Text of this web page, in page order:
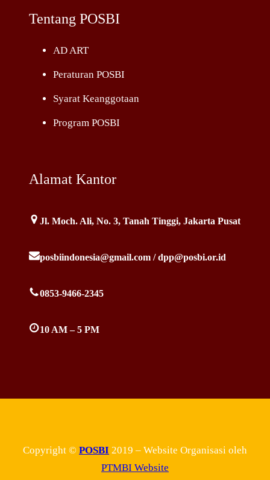
Tentang POSBI
AD ART
Peraturan POSBI
Syarat Keanggotaan
Program POSBI
Alamat Kantor
Jl. Moch. Ali, No. 3, Tanah Tinggi, Jakarta Pusat
posbiindonesia@gmail.com / dpp@posbi.or.id
0853-9466-2345
10 AM – 5 PM
Copyright © POSBI 2019 – Website Organisasi oleh
PTMBI Website